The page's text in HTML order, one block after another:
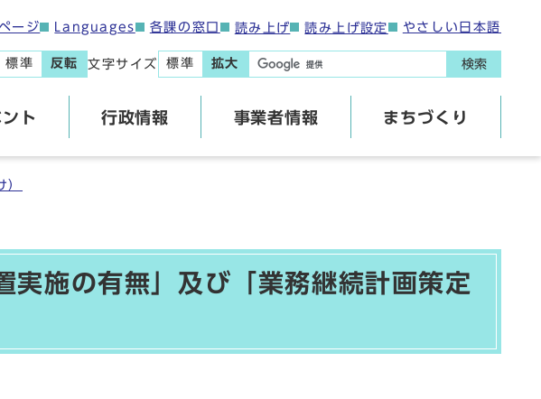
ージ Languages 各課の窓口 読み上げ 読み上げ設定 やさしい日本語
標準 反転 文字サイズ 標準 拡大 検索
ト 行政情報 事業者情報 まちづくり
）
施の有無」及び「業務継続計画策定